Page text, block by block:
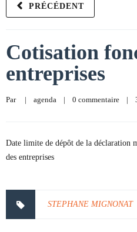
PRÉCÉDENT
Cotisation
entreprises
Par | agenda | 0 commentaire |
Date limite de dépôt de la déclaration
des entreprises
STEPHANE MIGNONAT